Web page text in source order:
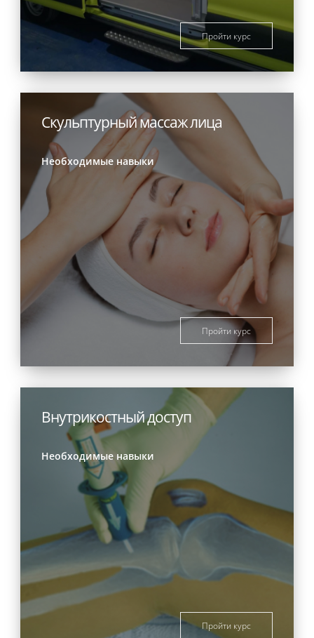
Пройти курс
Скульптурный массаж лица
Необходимые навыки
Пройти курс
Внутрикостный доступ
Необходимые навыки
Пройти курс